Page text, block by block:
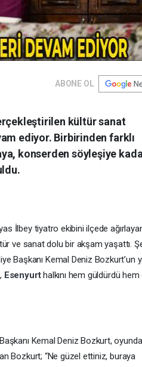
ABONE OL
kültür sanat
ediyor. Birbirinden farklı
konserden söyleşiye
İlbey tiyatro ekibini ilçede
ve sanat dolu bir akşam yaşattı.
Başkanı Kemal Deniz Bozkurt’un
Esenyurthalkını hem güldürdü hem
Kemal Deniz Bozkurt,
Bozkurt; “Ne güzel ettiniz, buraya